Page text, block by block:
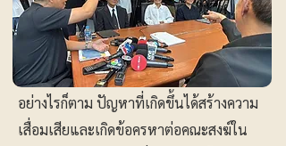
อย่างไรก็ตาม ปัญหาที่เกิดขึ้นได้สร้างความ
เสื่อมเสียและเกิดข้อครหาต่อคณะสงฆ์ใน